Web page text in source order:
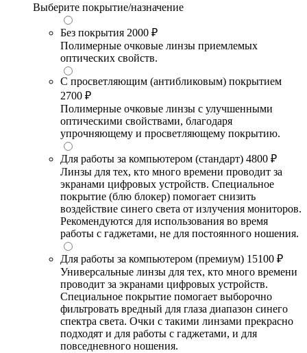
Выберите покрытие/назначение
Без покрытия 2000 ₽
Полимерные очковые линзы приемлемых
оптических свойств.
С просветляющим (антибликовым) покрытием
2700 ₽
Полимерные очковые линзы с улучшенными
оптическими свойствами, благодаря
упрочняющему и просветляющему покрытию.
Для работы за компьютером (стандарт) 4800 ₽
Линзы для тех, кто много времени проводит за
экранами цифровых устройств. Специальное
покрытие (блю блокер) помогает снизить
воздействие синего света от излучения мониторов.
Рекомендуются для использования во время
работы с гаджетами, не для постоянного ношения.
Для работы за компьютером (премиум) 15100 ₽
Универсальные линзы для тех, кто много времени
проводит за экранами цифровых устройств.
Специальное покрытие помогает выборочно
фильтровать вредный для глаза диапазон синего
спектра света. Очки с такими линзами прекрасно
подходят и для работы с гаджетами, и для
повседневного ношения.